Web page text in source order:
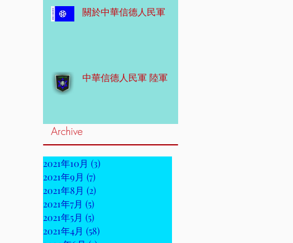
關於中華信德人民軍
中華信德人民軍 陸軍
Archive
2021年10月 (3)
2021年9月 (7)
2021年8月 (2)
2021年7月 (5)
2021年5月 (5)
2021年4月 (58)